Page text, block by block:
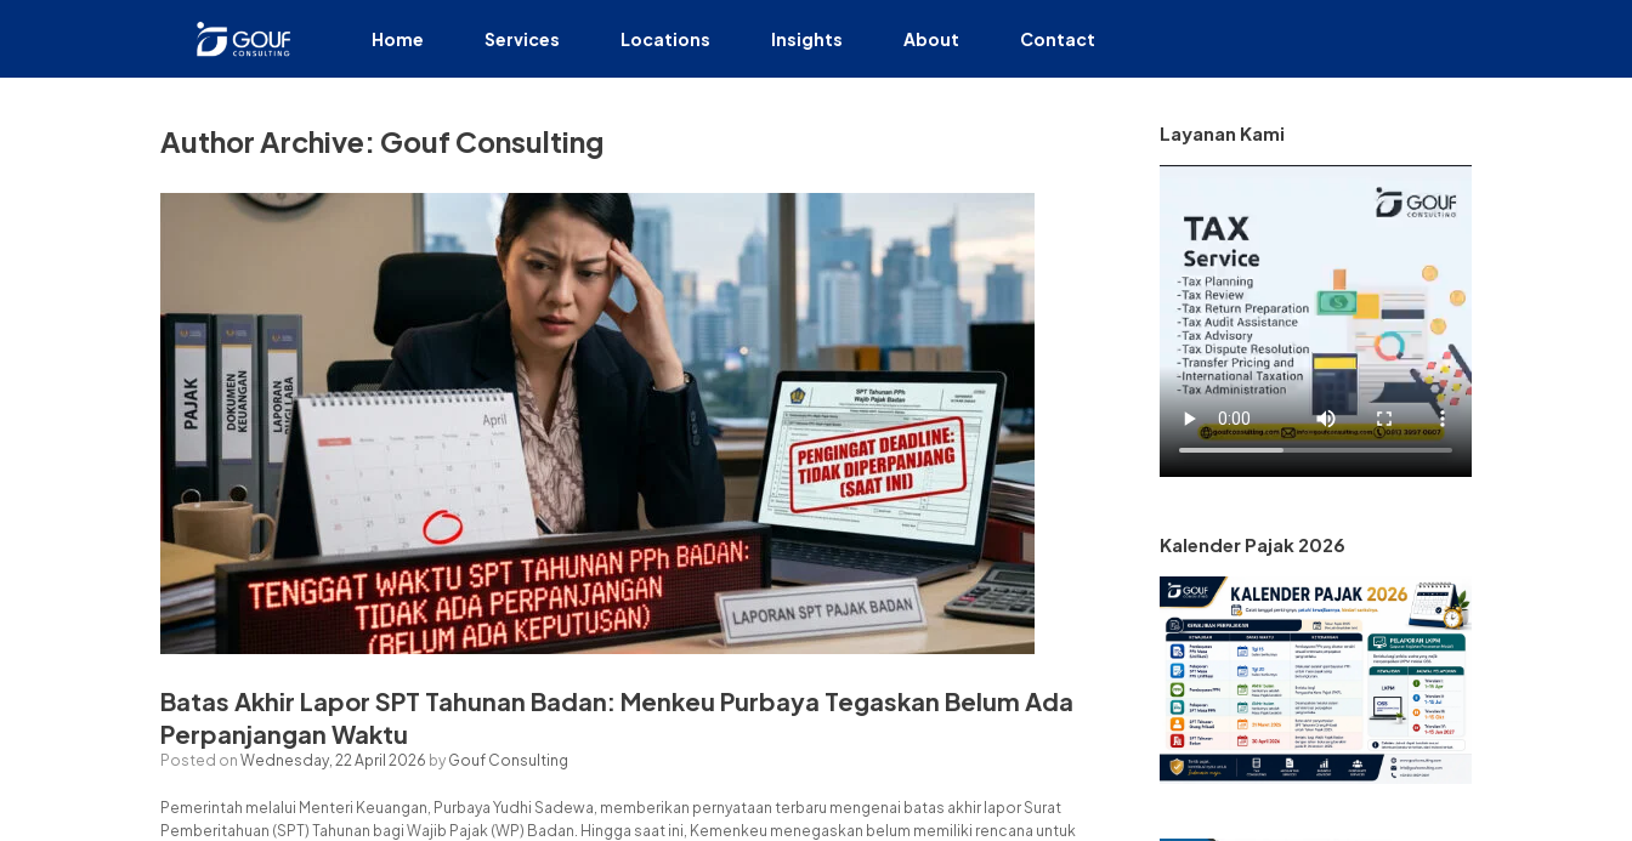
Home Services Locations Insights About Contact
Author Archive: Gouf Consulting
Batas Akhir Lapor SPT Tahunan Badan: Menkeu Purbaya Tegaskan Belum Ada
Perpanjangan Waktu
Posted on Wednesday, 22 April 2026 by Gouf Consulting
Pemerintah melalui Menteri Keuangan, Purbaya Yudhi Sadewa, memberikan pernyataan terbaru mengenai batas akhir lapor Surat
Pemberitahuan (SPT) Tahunan bagi Wajib Pajak (WP) Badan. Hingga saat ini, Kemenkeu menegaskan belum memiliki rencana untuk
Layanan Kami
Kalender Pajak 2026